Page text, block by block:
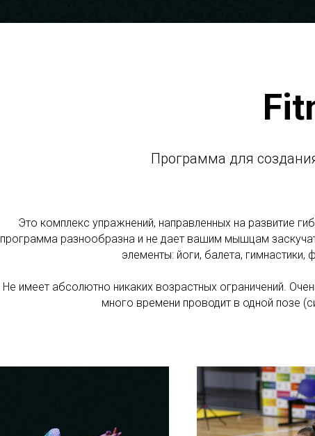
Программа для
Это комплекс упражнений, направленных на развитие
программа разнообразна и не дает вашим мышцам
элементы: йоги, балета, гимнастики,
Не имеет абсолютно никаких возрастных ограничений.
много времени проводит в одной позе